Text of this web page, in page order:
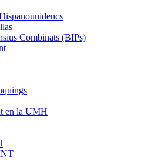
Combinats (BIPs)
en la UMH